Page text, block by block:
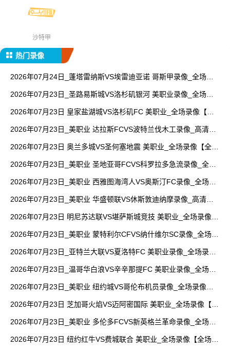
沙特甲
热门录像
2026年07月24日_蓬塔雷纳斯VS埃雷迪亚诺 哥斯甲录像_全场录
2026年07月23日_圣路易斯城VS洛杉矶银河 美职业录像_全场录
2026年07月23日 皇家盐湖城VS洛杉矶FC 美职业_全场录像【视
2026年07月23日_美职业 达拉斯FCVS波特兰伐木工录像_高清录
2026年07月23日 奥兰多城VS圣何塞地震 美职业_全场录像【全场
2026年07月23日_美职业 圣地亚哥FCVS科罗拉多急流录像_全场
2026年07月23日_美职业 西雅图海湾人VS奥斯汀FC录像_全场录
2026年07月23日_美职业 华盛顿联VS休斯敦迪纳摩录像_高清录
2026年07月23日 明尼苏达联VS堪萨斯城竞技 美职业_全场录像
2026年07月23日_美职业 蒙特利尔CFVS纳什维尔SC录像_全场录
2026年07月23日_亚特兰大联VS夏洛特FC 美职业录像_全场录像
2026年07月23日_温哥华白浪VS辛辛那提FC 美职业录像_全场录
2026年07月23日_美职业 纽约城VS哥伦布机员录像_全场录像
2026年07月23日 芝加哥火焰VS迈阿密国际 美职业_全场录像【全
2026年07月23日_美职业 多伦多FCVS新英格兰革命录像_全场录
2026年07月23日 纽约红牛VS费城联合 美职业_全场录像【全场回